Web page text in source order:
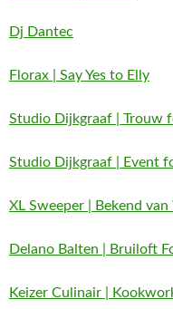
Dj Dantec
Florax | Say Yes to Elly
Studio Dijkgraaf | Trouw
Studio Dijkgraaf | Event
XL Sweeper | Bekend
Delano Balten | Bruiloft
Keizer Culinair |